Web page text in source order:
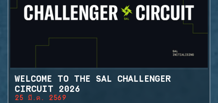
WELCOME TO THE SAL CHALLENGER
CIRCUIT 2026
25 มี.ค. 2569